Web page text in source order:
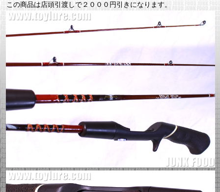
この商品は店頭引渡しで２０００円引きになります。